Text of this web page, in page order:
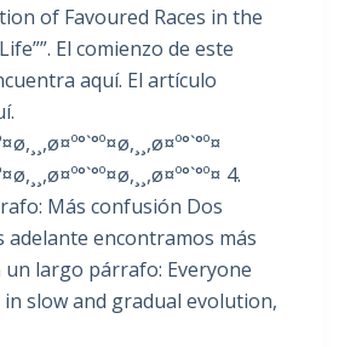
of Favoured Races in the
El comienzo de este
aquí. El artículo
4.
Más confusión Dos
adelante encontramos más
largo párrafo: Everyone
slow and gradual evolution,